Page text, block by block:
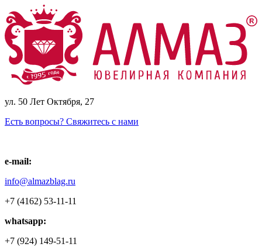
ул. 50 Лет Октября, 27
Есть вопросы? Свяжитесь с нами
e-mail:
info@almazblag.ru
+7 (4162) 53-11-11
whatsapp:
+7 (924) 149-51-11